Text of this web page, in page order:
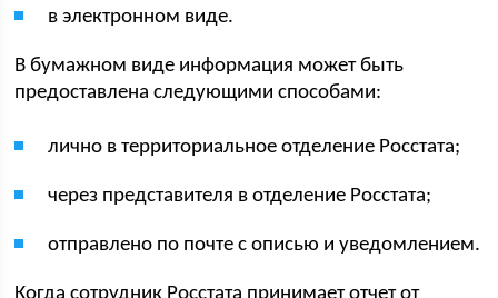
в электронном виде.
В бумажном виде информация может быть
предоставлена следующими способами:
лично в территориальное отделение Росстата;
через представителя в отделение Росстата;
отправлено по почте с описью и уведомлением.